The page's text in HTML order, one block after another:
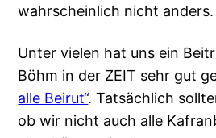
wahrscheinlich nicht anders.
Unter vielen hat uns ein
Böhm in der ZEIT sehr gut
alle Beirut“. Tatsächlich
ob wir nicht auch alle